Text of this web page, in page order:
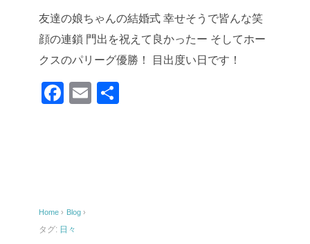
友達の娘ちゃんの結婚式 幸せそうで皆んな笑
顔の連鎖 門出を祝えて良かったー そしてホー
クスのパリーグ優勝！
目出度い日です！
F
o
o
E
Home › Blog ›
タグ: 日々